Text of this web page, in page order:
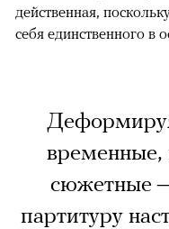
действенная,
себя единственного в
временные,
сюжетные
партитуру